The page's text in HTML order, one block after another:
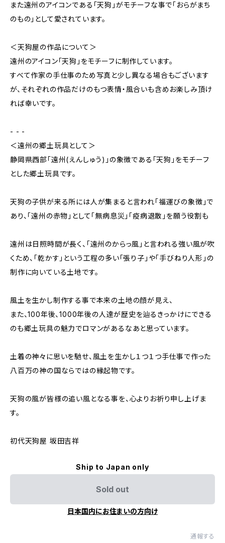
また遠州のアイコンである「天狗」がモチーフな事で「おらがまち
のもの」として愛されています。
＜天狗屋の作品について＞
遠州のアイコン「天狗」をモチーフに制作しています。
すべて作家の手仕事のため写真と少し異なる場合もございます
が、それぞれの作品だけのもつ表情・風合いも含めお楽しみ頂け
れば幸いです。
- - -
＜遠州の郷土玩具として＞
静岡県西部「遠州(えんしゅう)」の象徴である「天狗」をモチーフ
とした郷土玩具です。
天狗の子供が来る所には人が集まると言われ「福運びの象徴」で
あり、「遠州の赤物」として「無病息災」「疫病退散」を願う役割も
遠州は日照時間が長く、「遠州のからっ風」と言われる強い風が吹
くため、「乾かす」という工程の多い「張り子」や「手びねり人形」の
制作に向いている土地です。
風土を生かし制作する事で本来の土地の顔が見え、
また、100年後、1000年後の人達が歴史を辿るきっかけにできる
のも郷土玩具の魅力でロマンがあるなあと思っています。
土着の神々に思いを馳せ、風土を生かし１つ１つ手仕事で作った
八百万の神の国ならではの縁起物です。
天狗の風が皆様の追い風となる事を、心よりお祈り申し上げま
す。
初代天狗屋 坂田吉祥
Ship to Japan only
Sold out
日本国内にお住まいの方向け
通報する